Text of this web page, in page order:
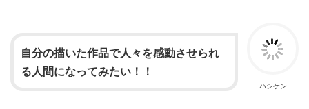
ハシケン
自分の描いた作品で人々を感動させられ
る人間になってみたい！！